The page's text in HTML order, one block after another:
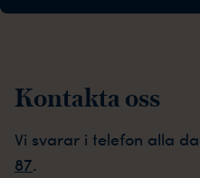
Kontakta oss
Vi svarar i telefon alla
87.